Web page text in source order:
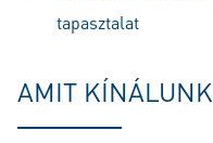
tapasztalat
AMIT KÍNÁLUNK